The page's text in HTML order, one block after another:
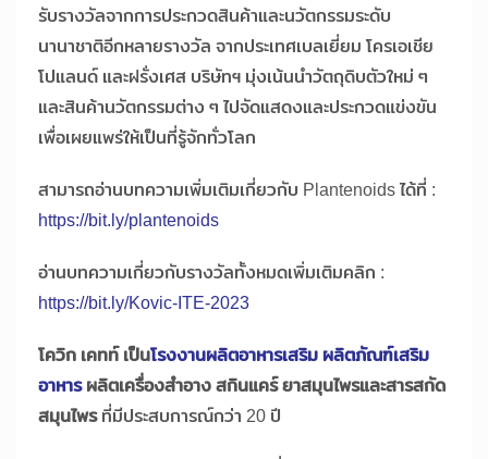
รับรางวัลจากการประกวดสินค้าและนวัตกรรมระดับ
นานาชาติอีกหลายรางวัล จากประเทศเบลเยี่ยม โครเอเชีย
โปแลนด์ และฝรั่งเศส บริษัทฯ มุ่งเน้นนำวัตถุดิบตัวใหม่ ๆ
และสินค้านวัตกรรมต่าง ๆ ไปจัดแสดงและประกวดแข่งขัน
เพื่อเผยแพร่ให้เป็นที่รู้จักทั่วโลก
สามารถอ่านบทความเพิ่มเติมเกี่ยวกับ Plantenoids ได้ที่ :
https://bit.ly/plantenoids
อ่านบทความเกี่ยวกับรางวัลทั้งหมดเพิ่มเติมคลิก :
https://bit.ly/Kovic-ITE-2023
โควิก เคทท์ เป็นโรงงานผลิตอาหารเสริม ผลิตภัณฑ์เสริม
อาหารผลิตเครื่องสำอาง สกินแคร์ ยาสมุนไพรและสารสกัด
สมุนไพรที่มีประสบการณ์กว่า 20 ปี